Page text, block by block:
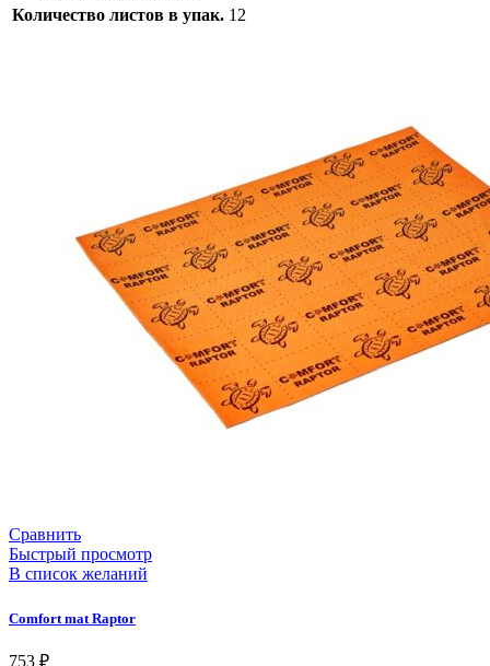
Количество листов в упак. 12
Сравнить
Быстрый просмотр
В список желаний
Comfort mat Raptor
753 ₽